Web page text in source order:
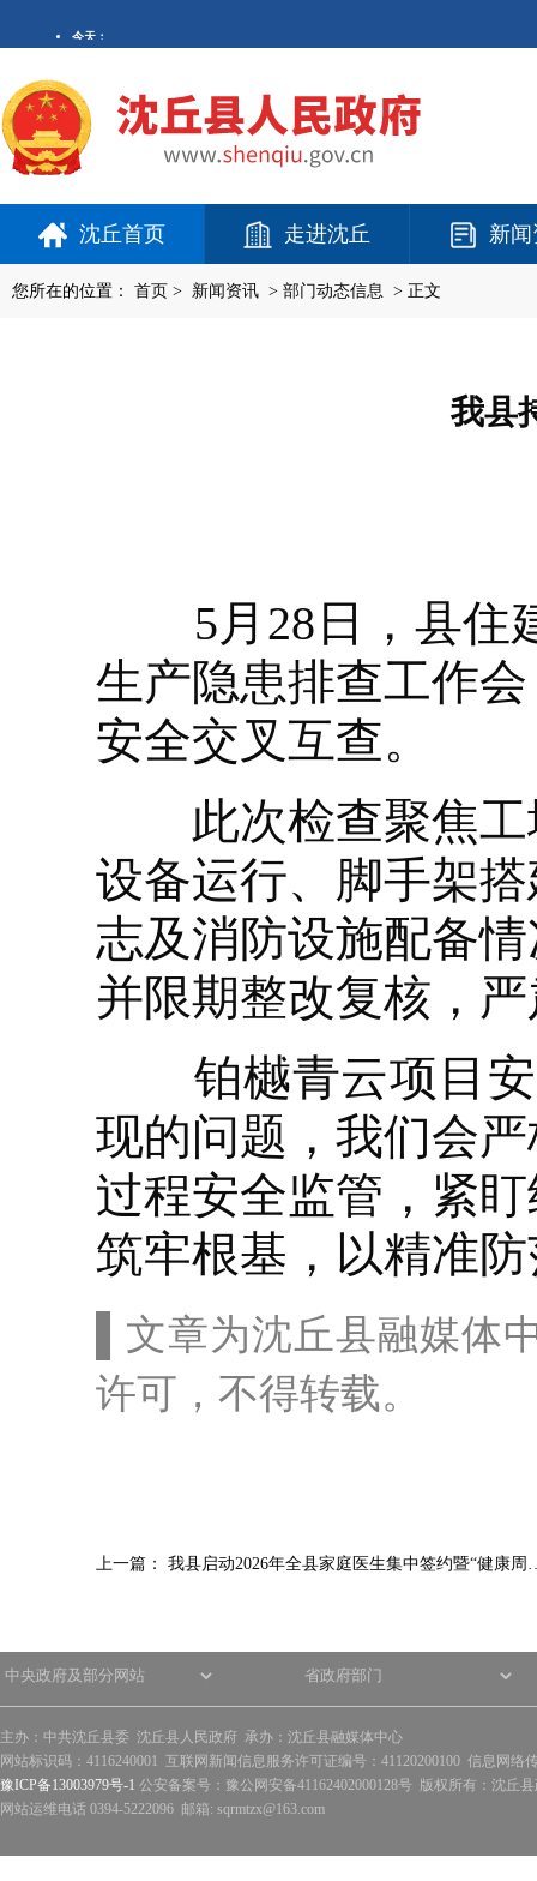
沈丘首页 走进沈丘 新
您所在的位置： 首页 > 新闻资讯 > 部门动态信息 > 正文
我县
5月28日，县住
生产隐患排查工作
安全交叉互查。
此次检查聚焦工
设备运行、脚手架
志及消防设施配备
并限期整改复核，
铂樾青云项目安
现的问题，我们会
过程安全监管，紧
筑牢根基，以精准
▌文章为沈丘县融媒体
许可，不得转载。
上一篇： 我县启动2026年全县家庭医生集中签约暨“健康
主办：中共沈丘县委 沈丘县人民政府 承办：沈丘县融媒体中心
网站标识码：4116240001 互联网新闻信息服务许可证编号：41120200100 信息网络
豫ICP备13003979号-1 公安备案号：豫公网安备41162402000128号 版权所有：沈丘
网站运维电话 0394-5222096 邮箱: sqrmtzx@163.com